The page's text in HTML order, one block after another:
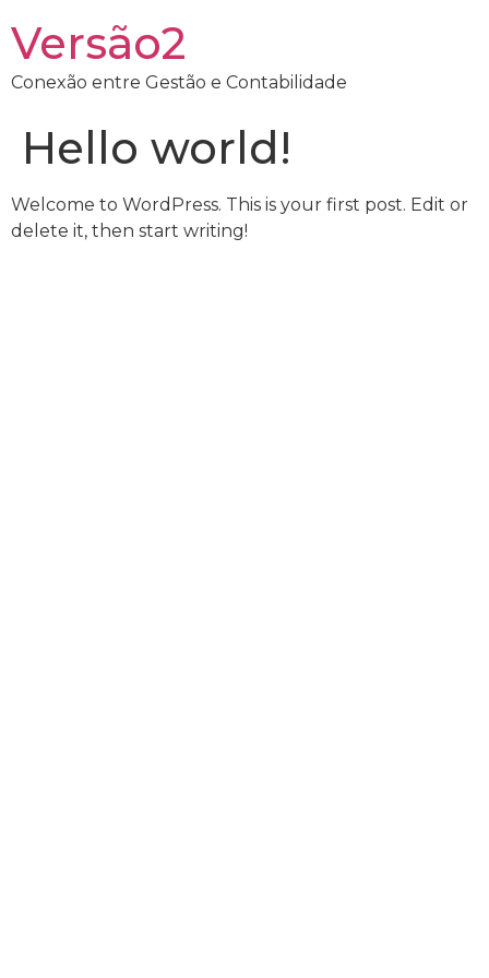
Versão2
Conexão entre Gestão e Contabilidade
Hello world!
Welcome to WordPress. This is your first post. Edit or
delete it, then start writing!